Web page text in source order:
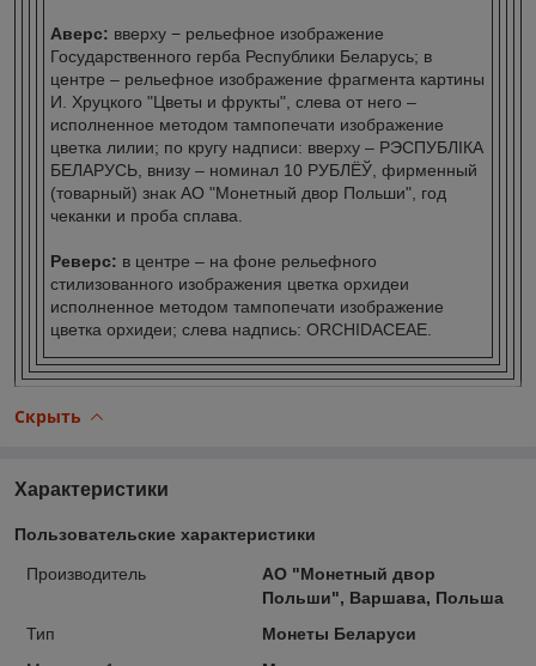
Аверс: вверху − рельефное изображение
Государственного герба Республики Беларусь; в
центре – рельефное изображение фрагмента картины
И. Хруцкого "Цветы и фрукты", слева от него –
исполненное методом тампопечати изображение
цветка лилии; по кругу надписи: вверху – РЭСПУБЛІКА
БЕЛАРУСЬ, внизу – номинал 10 РУБЛЁЎ, фирменный
(товарный) знак АО "Монетный двор Польши", год
чеканки и проба сплава.
Реверс: в центре – на фоне рельефного
стилизованного изображения цветка орхидеи
исполненное методом тампопечати изображение
цветка орхидеи; слева надпись: ORCHIDACEAE.
Скрыть
Характеристики
Пользовательские характеристики
Производитель
АО "Монетный двор
Польши", Варшава, Польша
Тип
Монеты Беларуси